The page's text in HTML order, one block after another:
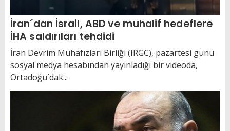
İran´dan İsrail, ABD ve muhalif hedeflere
İHA saldırıları tehdidi
İran Devrim Muhafızları Birliği (IRGC), pazartesi günü
sosyal medya hesabından yayınladığı bir videoda,
Ortadoğu´dak...